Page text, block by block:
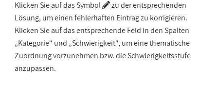
Klicken Sie auf das Symbol
zu der entsprechenden
Lösung, um einen fehlerhaften Eintrag zu korrigieren.
Klicken Sie auf das entsprechende Feld in den Spalten
„Kategorie“ und „Schwierigkeit“, um eine thematische
Zuordnung vorzunehmen bzw. die Schwierigkeitsstufe
anzupassen.